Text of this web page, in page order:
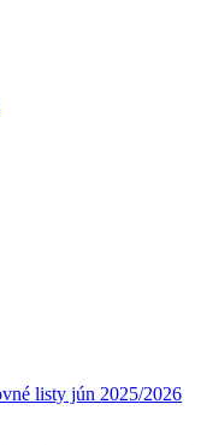
listy jún 2025/2026